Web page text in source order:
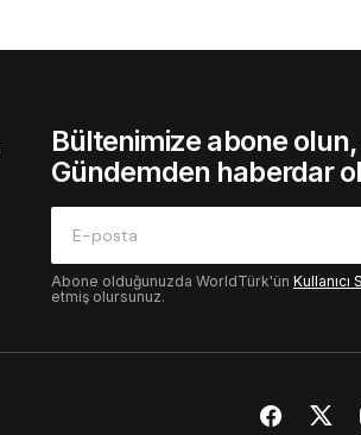
Bültenimize abone olun,
Gündemden haberdar
Abone olduğunuzda WorldTürk'ün Kullanıcı
etmiş olursunuz.